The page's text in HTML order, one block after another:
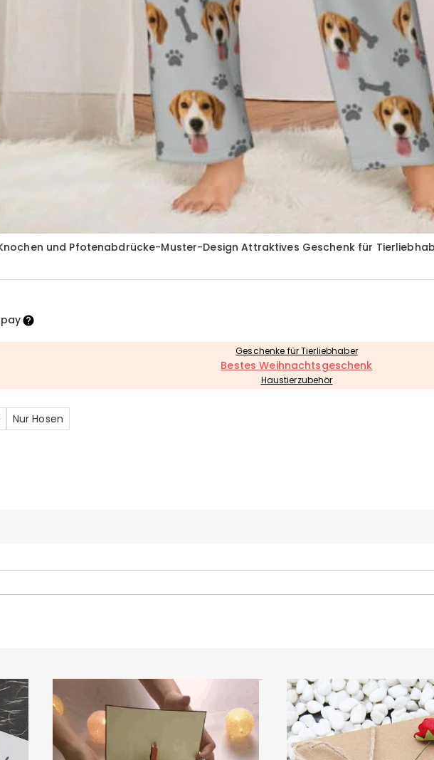
und Pfotenabdrücke-Muster-Design Attraktives Geschenk für
Geschenke für Tierliebhaber
Bestes Weihnachtsgeschenk
Haustierzubehör
Nur Hosen